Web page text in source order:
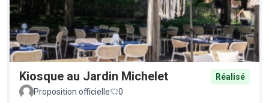
Kiosque au Jardin Michelet
Réalisé
Proposition officielle
0